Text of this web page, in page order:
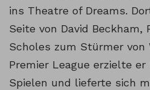
ins Theatre of Dreams.
Seite von David Beckham,
Scholes zum Stürmer
Premier League erzielte er
Spielen und lieferte sich